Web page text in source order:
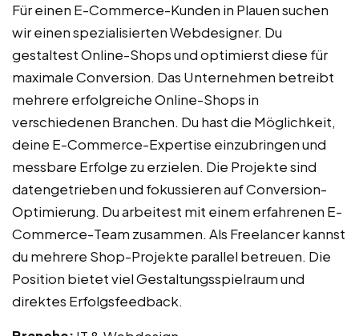
Für einen E-Commerce-Kunden in Plauen suchen
wir einen spezialisierten Webdesigner. Du
gestaltest Online-Shops und optimierst diese für
maximale Conversion. Das Unternehmen betreibt
mehrere erfolgreiche Online-Shops in
verschiedenen Branchen. Du hast die Möglichkeit,
deine E-Commerce-Expertise einzubringen und
messbare Erfolge zu erzielen. Die Projekte sind
datengetrieben und fokussieren auf Conversion-
Optimierung. Du arbeitest mit einem erfahrenen E-
Commerce-Team zusammen. Als Freelancer kannst
du mehrere Shop-Projekte parallel betreuen. Die
Position bietet viel Gestaltungsspielraum und
direktes Erfolgsfeedback.